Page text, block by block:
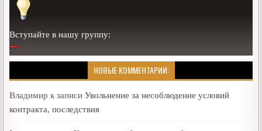
Вступайте в нашу группу:
НОВЫЕ КОММЕНТАРИИ:
Владимир к записиУвольнение за несоблюдение условий
контракта, последствия